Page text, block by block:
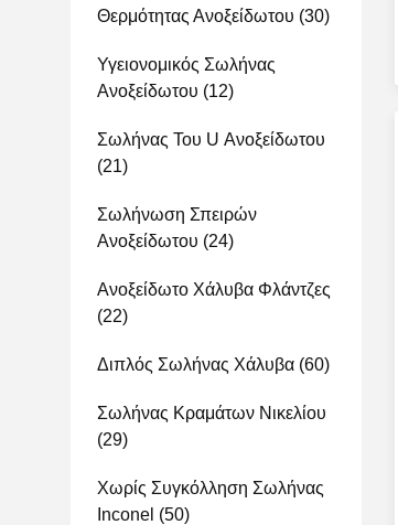
Θερμότητας Ανοξείδωτου (30)
Υγειονομικός Σωλήνας
Ανοξείδωτου (12)
Σωλήνας Του U Ανοξείδωτου
(21)
Σωλήνωση Σπειρών
Ανοξείδωτου (24)
Ανοξείδωτο Χάλυβα Φλάντζες
(22)
Διπλός Σωλήνας Χάλυβα (60)
Σωλήνας Κραμάτων Νικελίου
(29)
Χωρίς Συγκόλληση Σωλήνας
Inconel (50)